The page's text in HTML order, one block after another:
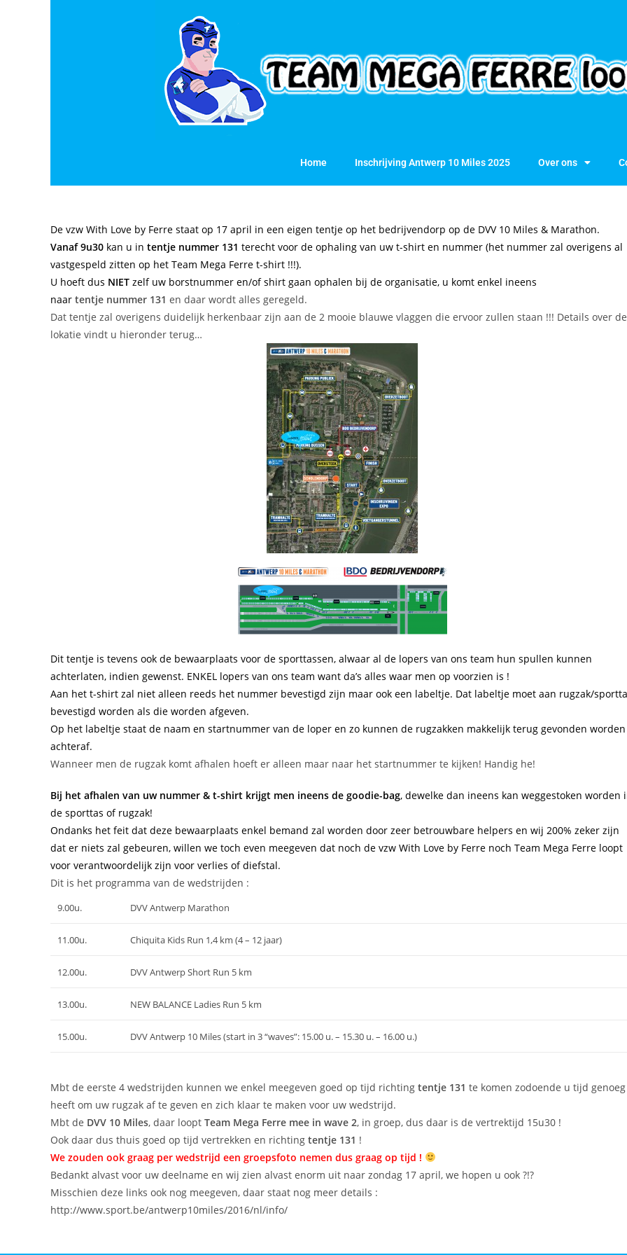
Home Inschrijving Antwerp 10 Miles 2025 Over ons
De vzw With Love by Ferre staat op 17 april in een eigen tentje op het bedrijvendorp op de DVV 10 Miles & Marathon.
Vanaf 9u30 kan u in tentje nummer 131 terecht voor de ophaling van uw t-shirt en nummer (het nummer zal overigens al
vastgespeld zitten op het Team Mega Ferre t-shirt !!!).
U hoeft dus NIET zelf uw borstnummer en/of shirt gaan ophalen bij de organisatie, u komt enkel ineens
naar tentje nummer 131 en daar wordt alles geregeld.
Dat tentje zal overigens duidelijk herkenbaar zijn aan de 2 mooie blauwe vlaggen die ervoor zullen staan !!! Details over de
lokatie vindt u hieronder terug…
Dit tentje is tevens ook de bewaarplaats voor de sporttassen, alwaar al de lopers van ons team hun spullen kunnen
achterlaten, indien gewenst. ENKEL lopers van ons team want da’s alles waar men op voorzien is !
Aan het t-shirt zal niet alleen reeds het nummer bevestigd zijn maar ook een labeltje. Dat labeltje moet aan rugzak/
bevestigd worden als die worden afgeven.
Op het labeltje staat de naam en startnummer van de loper en zo kunnen de rugzakken makkelijk terug gevonden worden
achteraf.
Wanneer men de rugzak komt afhalen hoeft er alleen maar naar het startnummer te kijken! Handig he!
Bij het afhalen van uw nummer & t-shirt krijgt men ineens de goodie-bag, dewelke dan ineens kan weggestoken worden
de sporttas of rugzak!
Ondanks het feit dat deze bewaarplaats enkel bemand zal worden door zeer betrouwbare helpers en wij 200% zeker zijn
dat er niets zal gebeuren, willen we toch even meegeven dat noch de vzw With Love by Ferre noch Team Mega Ferre loopt
voor verantwoordelijk zijn voor verlies of diefstal.
Dit is het programma van de wedstrijden :
9.00u. DVV Antwerp Marathon
11.00u. Chiquita Kids Run 1,4 km (4 – 12 jaar)
12.00u. DVV Antwerp Short Run 5 km
13.00u. NEW BALANCE Ladies Run 5 km
15.00u. DVV Antwerp 10 Miles (start in 3 “waves”: 15.00 u. – 15.30 u. – 16.00 u.)
Mbt de eerste 4 wedstrijden kunnen we enkel meegeven goed op tijd richting tentje 131 te komen zodoende u tijd genoeg
heeft om uw rugzak af te geven en zich klaar te maken voor uw wedstrijd.
Mbt de DVV 10 Miles, daar loopt Team Mega Ferre mee in wave 2, in groep, dus daar is de vertrektijd 15u30 !
Ook daar dus thuis goed op tijd vertrekken en richting tentje 131 !
We zouden ook graag per wedstrijd een groepsfoto nemen dus graag op tijd !
Bedankt alvast voor uw deelname en wij zien alvast enorm uit naar zondag 17 april, we hopen u ook ?!?
Misschien deze links ook nog meegeven, daar staat nog meer details :
http://www.sport.be/antwerp10miles/2016/nl/info/